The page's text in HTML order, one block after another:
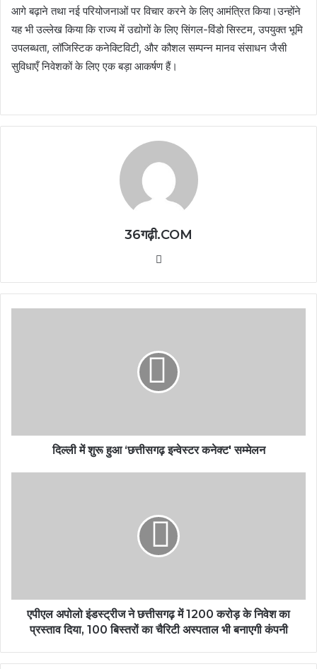
आगे बढ़ाने तथा नई परियोजनाओं पर विचार करने के लिए आमंत्रित किया।उन्होंने
यह भी उल्लेख किया कि राज्य में उद्योगों के लिए सिंगल-विंडो सिस्टम, उपयुक्त भूमि
उपलब्धता, लॉजिस्टिक कनेक्टिविटी, और कौशल सम्पन्न मानव संसाधन जैसी
सुविधाएँ निवेशकों के लिए एक बड़ा आकर्षण हैं।
36गढ़ी.COM
दिल्ली में शुरू हुआ ‘छत्तीसगढ़ इन्वेस्टर कनेक्ट' सम्मेलन
एपीएल अपोलो इंडस्ट्रीज ने छत्तीसगढ़ में 1200 करोड़ के निवेश का
प्रस्ताव दिया, 100 बिस्तरों का चैरिटी अस्पताल भी बनाएगी कंपनी